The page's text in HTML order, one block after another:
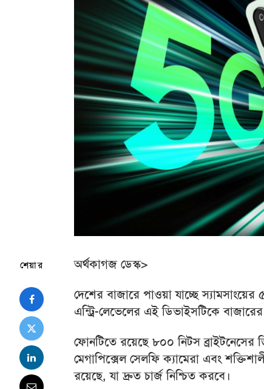
শেয়ার
অর্থকাগজ ডেস্ক>
দেশের বাজারে পাওয়া যাচ্ছে স্যামসাংয়ের
এন্ট্রি-লেভেলের এই ডিভাইসটিকে
ফোনটিতে রয়েছে ৮০০ নিটস ব্রাইটনেসের
মেগাপিক্সেল সেলফি ক্যামেরা এবং
রয়েছে, যা দ্রুত চার্জ নিশ্চিত করবে।